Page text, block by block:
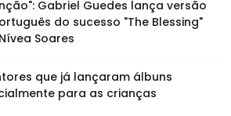
Gabriel Guedes lança versão
do sucesso "The Blessing"
Soares
que já lançaram álbuns
para as crianças